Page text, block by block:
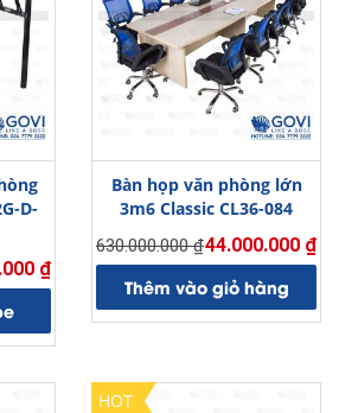
D-
₫
Bàn họp văn phòng lớn
3m6 Classic CL36-084
630.000.000₫
Giá
là:
630.000.000 ₫.
44.000.000 ₫
Giá
hiện
tại
là:
Thêm vào giỏ hàng
HOT